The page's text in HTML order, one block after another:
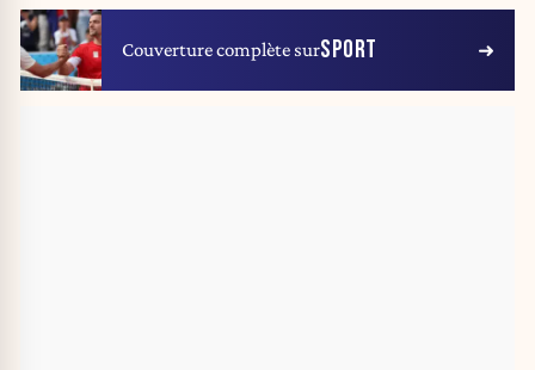
Couverture complète surSPORT